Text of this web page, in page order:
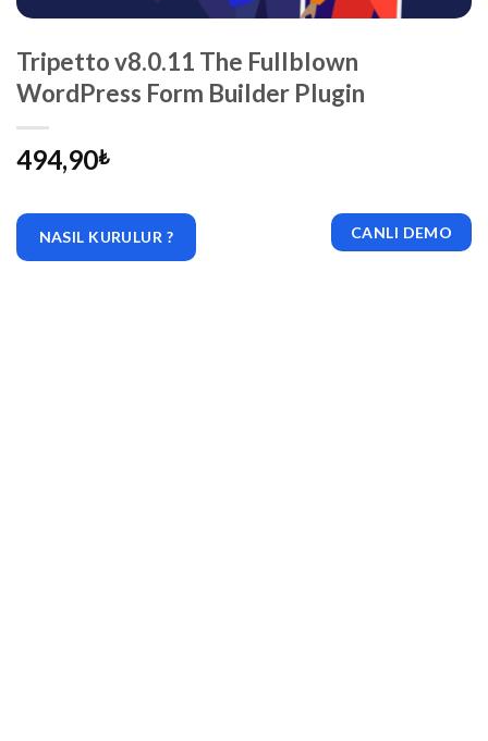
Tripetto v8.0.11 The Fullblown
WordPress Form Builder Plugin
494,90₺
NASIL KURULUR ? CANLI DEMO